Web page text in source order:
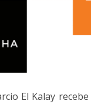
El Kalay